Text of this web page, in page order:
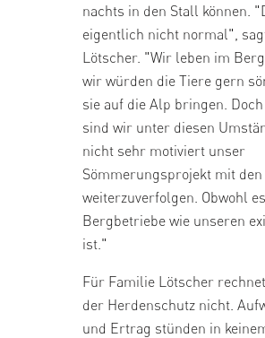
nachts in den Stall können.
eigentlich nicht normal",
Lötscher. "Wir leben im
wir würden die Tiere gern
sie auf die Alp bringen.
sind wir unter diesen
nicht sehr motiviert unser
Sömmerungsprojekt mit den
weiterzuverfolgen. Obwohl
Bergbetriebe wie unseren
ist."
Für Familie Lötscher
der Herdenschutz nicht.
und Ertrag stünden in